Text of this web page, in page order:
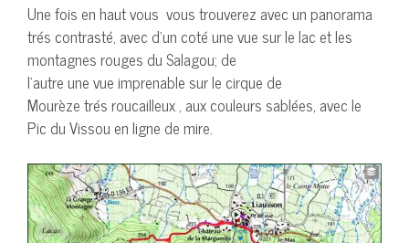
Une fois en haut vous vous trouverez avec un panorama
trés contrasté, avec d’un coté une vue sur le lac et les
montagnes rouges du Salagou; de
l’autre une vue imprenable sur le cirque de
Mourèze trés roucailleux , aux couleurs sablées, avec le
Pic du Vissou en ligne de mire.